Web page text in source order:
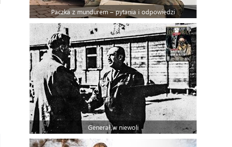
Paczka z mundurem – pytania i odpowiedzi
Generał w niewoli